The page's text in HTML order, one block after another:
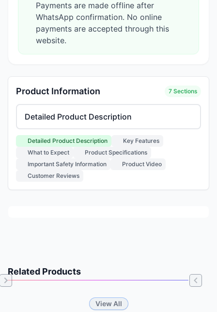
Payments are made offline after
WhatsApp confirmation. No online
payments are accepted through this
website.
Product Information 7 Sections
Select product information section
Detailed Product Description
Key Features
What to Expect
Product Specifications
Important Safety Information
Product Video
Customer Reviews
Related Products
View All